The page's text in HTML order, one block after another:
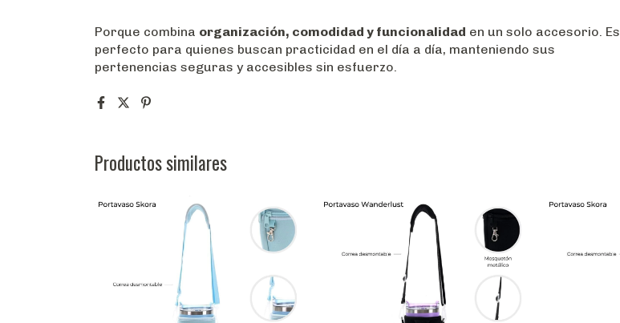
Porque combina organización, comodidad y funcionalidad en un solo accesorio. Es
perfecto para quienes buscan practicidad en el día a día, manteniendo sus
pertenencias seguras y accesibles sin esfuerzo.
Productos similares